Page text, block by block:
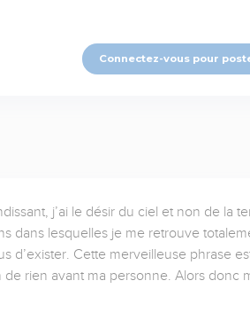
Connectez-vous pour
j’ai le désir du ciel et non de la
dans lesquelles je me retrouve
d’exister. Cette merveilleuse phrase
rien avant ma personne. Alors donc